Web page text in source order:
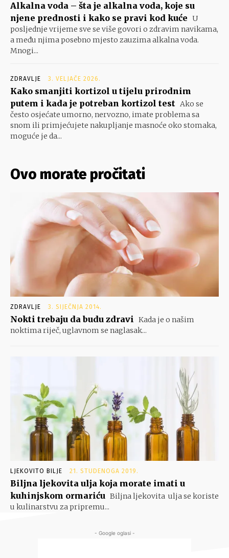
Alkalna voda – šta je alkalna voda, koje su
njene prednosti i kako se pravi kod kuće U
posljednje vrijeme sve se više govori o zdravim navikama,
a među njima posebno mjesto zauzima alkalna voda.
Mnogi...
ZDRAVLJE 3. VELJAČE 2026.
Kako smanjiti kortizol u tijelu prirodnim
putem i kada je potreban kortizol test Ako se
često osjećate umorno, nervozno, imate problema sa
snom ili primjećujete nakupljanje masnoće oko stomaka,
moguće je da...
Ovo morate pročitati
ZDRAVLJE 3. SIJEČNJA 2014.
Nokti trebaju da budu zdravi Kada je o našim
noktima riječ, uglavnom se naglasak...
LJEKOVITO BILJE 21. STUDENOGA 2019.
Biljna ljekovita ulja koja morate imati u
kuhinjskom ormariću Biljna ljekovita ulja se koriste
u kulinarstvu za pripremu...
- Google oglasi -